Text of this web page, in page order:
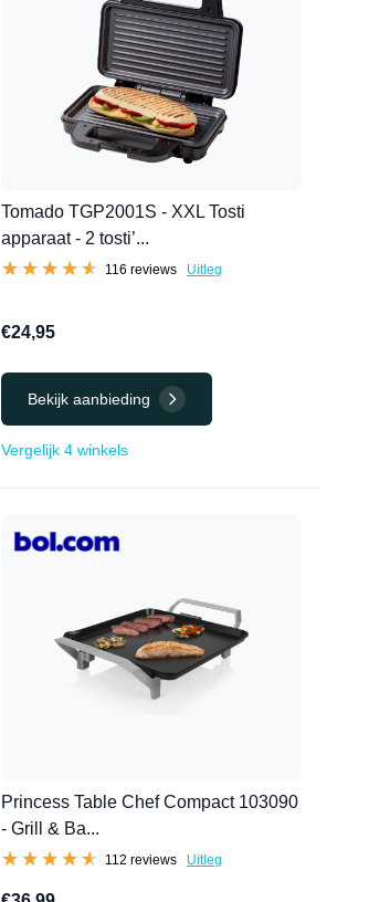
Tomado TGP2001S - XXL Tosti
apparaat - 2 tosti’...
★★★★★
★★★★★ 116 reviews Uitleg
€24,95
Bekijk aanbieding
Vergelijk 4 winkels
Princess Table Chef Compact 103090
- Grill & Ba...
★★★★★
★★★★★ 112 reviews Uitleg